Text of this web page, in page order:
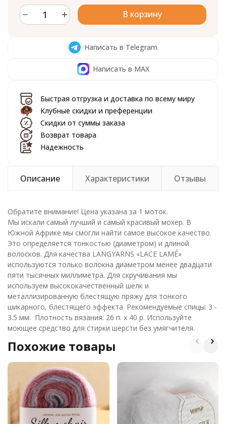
В корзину
Написать в Telegram
Написать в MAX
Быстрая отгрузка и доставка по всему миру
Клубные скидки и преференции
Скидки от суммы заказа
Возврат товара
Надежность
Описание Характеристики Отзывы
Обратите внимание! Цена указана за 1 моток.
Мы искали самый лучший и самый красивый мохер. В
Южной Африке мы смогли найти самое высокое качество.
Это определяется тонкостью (диаметром) и длиной
волосков. Для качества LANGYARNS «LACE LAMÉ»
используются только волокна диаметром менее двадцати
пяти тысячных миллиметра. Для скручивания мы
используем высококачественный шелк и
металлизированную блестящую пряжу для тонкого
шикарного, блестящего эффекта. Рекомендуемые спицы: 3 -
3.5 мм. Плотность вязания: 26 п. х 40 р. Используйте
моющее средство для стирки шерсти без умягчителя.
Похожие товары